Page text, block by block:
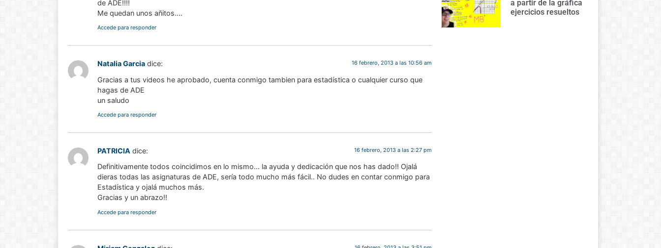
de ADE!!!!
Me quedan unos añitos….
Accede para responder
Natalia Garcia dice: 16 febrero, 2013 a las 10:56 am
Gracias a tus videos he aprobado, cuenta conmigo tambien para estadística o cualquier curso que
hagas de ADE
un saludo
Accede para responder
PATRICIA dice: 16 febrero, 2013 a las 2:27 pm
Definitivamente todos coincidimos en lo mismo… la ayuda y dedicación que nos has dado!! Ojalá
dieras todas las asignaturas de ADE, sería todo mucho más fácil.. No dudes en contar conmigo para
Estadística y ojalá muchos más.
Gracias y un abrazo!!
Accede para responder
a partir de la gráfica
ejercicios resueltos